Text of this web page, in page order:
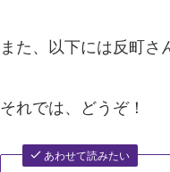
また、以下には反町さ
それでは、どうぞ！
あわせて読みたい